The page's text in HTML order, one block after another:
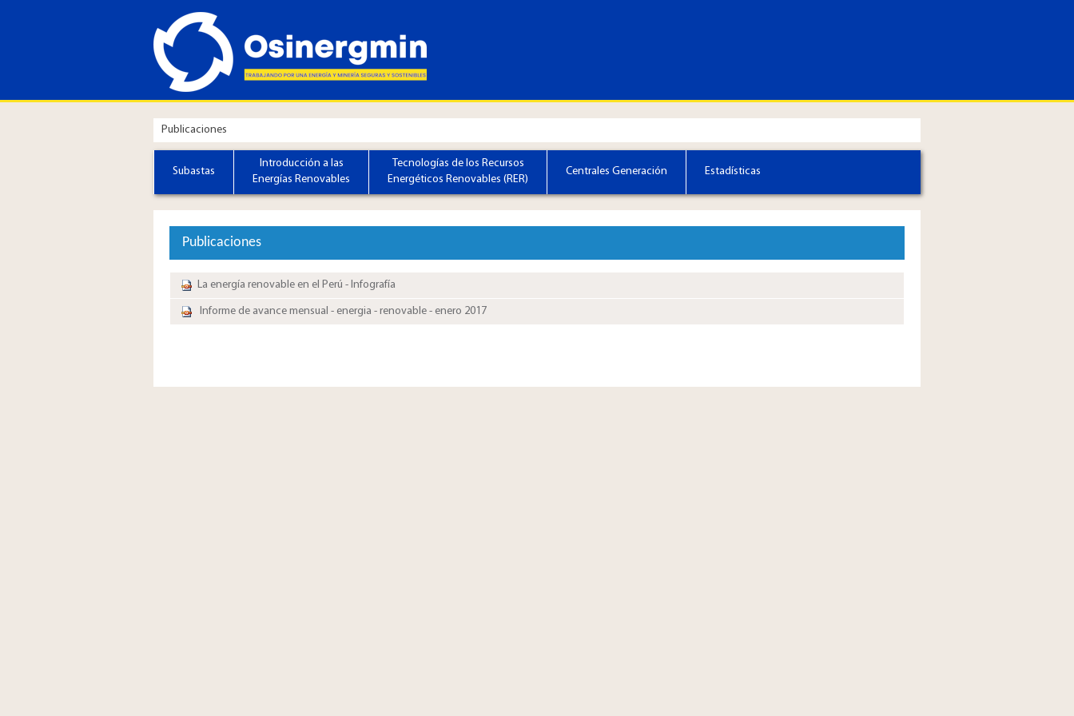
Publicaciones
Subastas
Introducción a las
Energías Renovables
Tecnologías de los Recursos
Energéticos Renovables (RER)
Centrales Generación Estadísticas
Publicaciones
La energía renovable en el Perú - Infografía
Informe de avance mensual - energia - renovable - e​nero 2017